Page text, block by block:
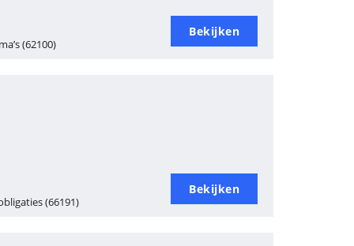
(62100)
Bekijken
(66191)
Bekijken